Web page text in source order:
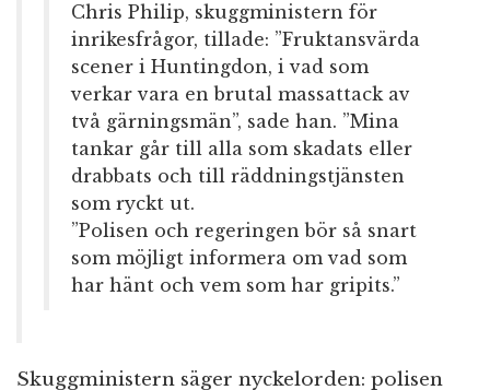
Chris Philip, skuggministern för
inrikesfrågor, tillade: ”Fruktansvärda
scener i Huntingdon, i vad som
verkar vara en brutal massattack av
två gärningsmän”, sade han. ”Mina
tankar går till alla som skadats eller
drabbats och till räddningstjänsten
som ryckt ut.
”Polisen och regeringen bör så snart
som möjligt informera om vad som
har hänt och vem som har gripits.”
Skuggministern säger nyckelorden: polisen